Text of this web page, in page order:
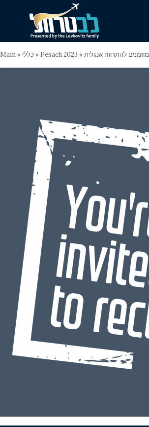
Main » כללי » Pesach 2023 »מוזמנים להתרווח אנגלית